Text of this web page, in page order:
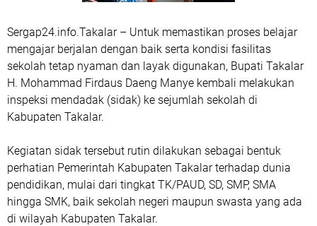
Sergap24.info.Takalar – Untuk memastikan proses belajar
mengajar berjalan dengan baik serta kondisi fasilitas
sekolah tetap nyaman dan layak digunakan, Bupati Takalar
H. Mohammad Firdaus Daeng Manye kembali melakukan
inspeksi mendadak (sidak) ke sejumlah sekolah di
Kabupaten Takalar.
Kegiatan sidak tersebut rutin dilakukan sebagai bentuk
perhatian Pemerintah Kabupaten Takalar terhadap dunia
pendidikan, mulai dari tingkat TK/PAUD, SD, SMP, SMA
hingga SMK, baik sekolah negeri maupun swasta yang ada
di wilayah Kabupaten Takalar.